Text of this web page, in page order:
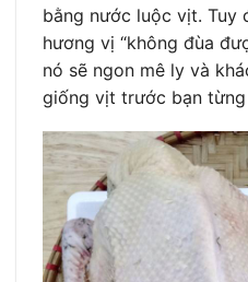
bằng nước luộc vịt. Tuy
hương vị “không đùa
nó sẽ ngon mê ly và
giống vịt trước bạn từng